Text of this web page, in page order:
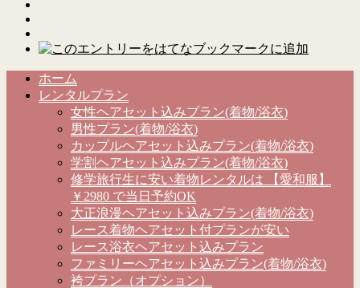
ホーム
レンタルプラン
女性ヘアセット込みプラン(着物/浴衣)
男性プラン(着物/浴衣)
カップルヘアセット込みプラン(着物/浴衣)
学割ヘアセット込みプラン(着物/浴衣)
修学旅行生に安い着物レンタルは 【愛和服】
￥2980 で当日予約OK
大正浪漫ヘアセット込みプラン(着物/浴衣)
レース着物ヘアセット付プランが安い
レース浴衣ヘアセット込みプラン
ファミリーヘアセット込みプラン(着物/浴衣)
袴プラン（オプション）